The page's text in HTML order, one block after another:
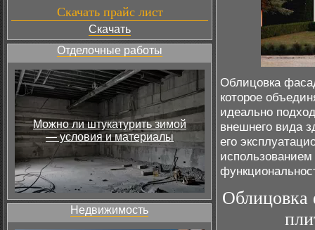
Скачать прайс лист
Скачать
Отделочные работы
Можно ли штукатурить зимой
— условия и материалы
Недвижимость
Облицовка
которое
идеально
внешнего вида
его
Облицовка